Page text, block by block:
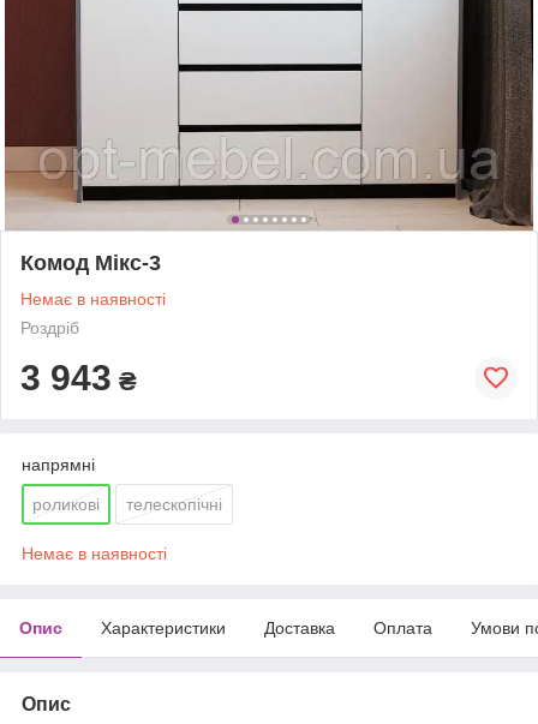
Комод Мікс-3
Немає в наявності
Роздріб
3 943 ₴
напрямні
роликові телескопічні
Немає в наявності
Опис Характеристики Доставка Оплата Умови
Опис